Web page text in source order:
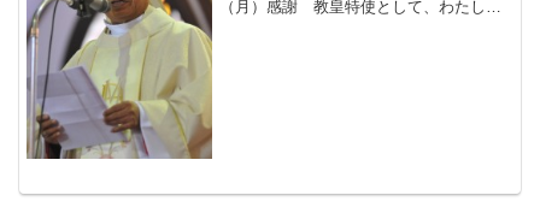
（月）感謝 教皇特使として、わたした